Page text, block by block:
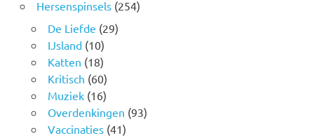
Hersenspinsels(254)
De Liefde (29)
IJsland(10)
Katten (18)
Kritisch (60)
Muziek(16)
Overdenkingen (93)
Vaccinaties(41)